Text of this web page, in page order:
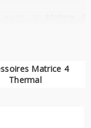
packs, le
de l'énergie, du BTP
alors vous
vos missions
Matrice 4
Thermal